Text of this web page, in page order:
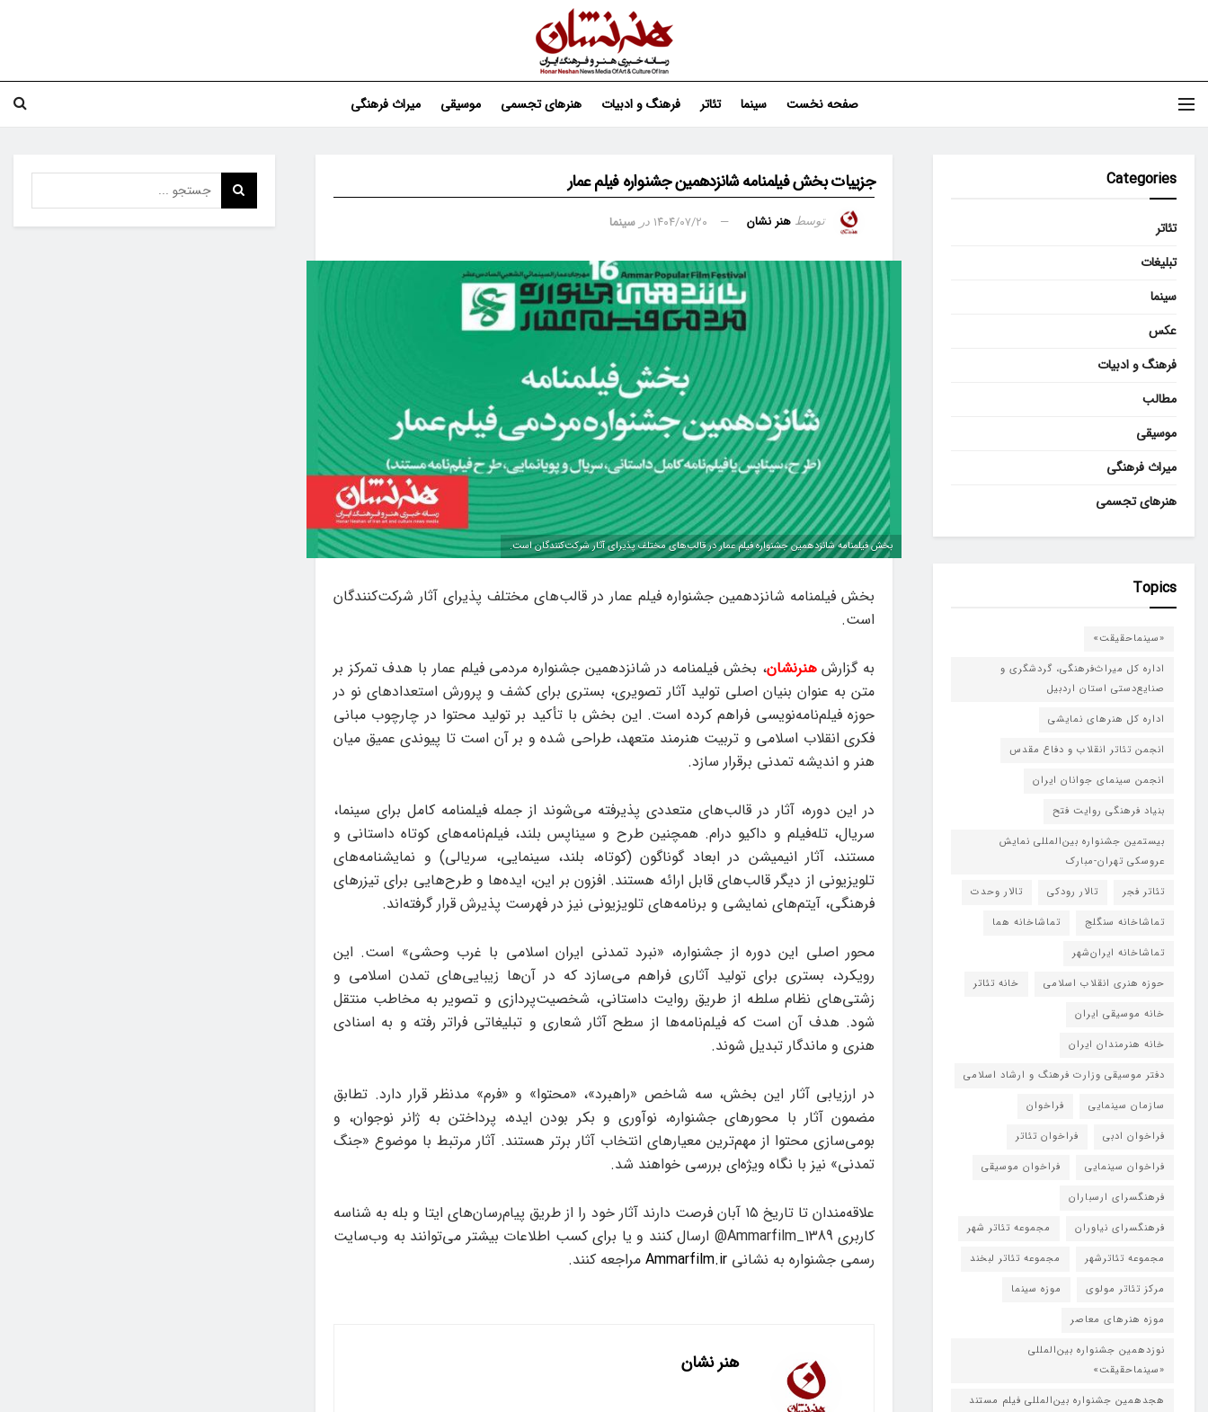
صفحه نخست سینما تئاتر فرهنگ و ادبیات هنرهای تجسمی موسیقی میراث فرهنگی
جزییات بخش فیلمنامه شانزدهمین جشنواره فیلم عمار
توسط هنر نشان ۱۴۰۴/۰۷/۲۰ در سینما
بخش فیلمنامه شانزدهمین جشنواره فیلم عمار در قالب‌های مختلف پذیرای آثار شرکت‌کنندگان است.
بخش فیلمنامه شانزدهمین جشنواره فیلم عمار در قالب‌های مختلف پذیرای آثار شرکت‌کنندگان
است.
به گزارشهنرنشان، بخش فیلمنامه در شانزدهمین جشنواره مردمی فیلم عمار با هدف تمرکز بر
متن به عنوان بنیان اصلی تولید آثار تصویری، بستری برای کشف و پرورش استعدادهای نو در
حوزه فیلم‌نامه‌نویسی فراهم کرده است. این بخش با تأکید بر تولید محتوا در چارچوب مبانی
فکری انقلاب اسلامی و تربیت هنرمند متعهد، طراحی شده و بر آن است تا پیوندی عمیق میان
هنر و اندیشه تمدنی برقرار سازد.
در این دوره، آثار در قالب‌های متعددی پذیرفته می‌شوند از جمله فیلمنامه کامل برای سینما،
سریال، تله‌فیلم و داکیو درام. همچنین طرح و سیناپس بلند، فیلم‌نامه‌های کوتاه داستانی و
مستند، آثار انیمیشن در ابعاد گوناگون (کوتاه، بلند، سینمایی، سریالی) و نمایشنامه‌های
تلویزیونی از دیگر قالب‌های قابل ارائه هستند. افزون بر این، ایده‌ها و طرح‌هایی برای تیزرهای
فرهنگی، آیتم‌های نمایشی و برنامه‌های تلویزیونی نیز در فهرست پذیرش قرار گرفته‌اند.
محور اصلی این دوره از جشنواره، «نبرد تمدنی ایران اسلامی با غرب وحشی» است. این
رویکرد، بستری برای تولید آثاری فراهم می‌سازد که در آن‌ها زیبایی‌های تمدن اسلامی و
زشتی‌های نظام سلطه از طریق روایت داستانی، شخصیت‌پردازی و تصویر به مخاطب منتقل
شود. هدف آن است که فیلم‌نامه‌ها از سطح آثار شعاری و تبلیغاتی فراتر رفته و به اسنادی
هنری و ماندگار تبدیل شوند.
در ارزیابی آثار این بخش، سه شاخص «راهبرد»، «محتوا» و «فرم» مدنظر قرار دارد. تطابق
مضمون آثار با محورهای جشنواره، نوآوری و بکر بودن ایده، پرداختن به ژانر نوجوان، و
بومی‌سازی محتوا از مهم‌ترین معیارهای انتخاب آثار برتر هستند. آثار مرتبط با موضوع «جنگ
تمدنی» نیز با نگاه ویژه‌ای بررسی خواهند شد.
علاقه‌مندان تا تاریخ ۱۵ آبان فرصت دارند آثار خود را از طریق پیام‌رسان‌های ایتا و بله به شناسه
کاربری Ammarfilm_1389@ ارسال کنند و یا برای کسب اطلاعات بیشتر می‌توانند به وب‌سایت
رسمی جشنواره به نشانی
مراجعه کنند.
هنر نشان
Categories
تئاتر
تبلیغات
سینما
عکس
فرهنگ و ادبیات
مطالب
موسیقی
میراث فرهنگی
هنرهای تجسمی
Topics
«سینماحقیقت»
اداره کل میراث‌فرهنگی، گردشگری و
صنایع‌دستی استان اردبیل
اداره کل هنرهای نمایشی
انجمن تئاتر انقلاب و دفاع مقدس
انجمن سینمای جوانان ایران
بنیاد فرهنگی روایت فتح
بیستمین جشنواره بین‌المللی نمایش
عروسکی تهران-مبارک
تئاتر فجر
تالار رودکی
تالار وحدت
تماشاخانه سنگلج
تماشاخانه هما
تماشاخانه‌ ایران‌شهر
حوزه هنری انقلاب اسلامی
خانه تئاتر
خانه موسیقی ایران
خانه هنرمندان ایران
دفتر موسیقی وزارت فرهنگ و ارشاد اسلامی
سازمان سینمایی
فراخوان
فراخوان ادبی
فراخوان تئاتر
فراخوان سینمایی
فراخوان موسیقی
فرهنگسرای ارسباران
فرهنگسرای نیاوران
مجموعه تئاتر شهر
مجموعه تئاترشهر
مجموعه تئاتر لبخند
مرکز تئاتر مولوی
موزه سینما
موزه هنرهای معاصر
نوزدهمین جشنواره بین‌المللی
«سینماحقیقت»
هجدهمین جشنواره بین‌المللی فیلم مستند